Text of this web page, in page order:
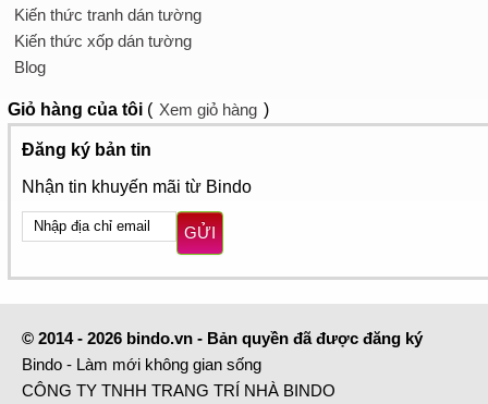
Kiến thức tranh dán tường
Kiến thức xốp dán tường
Blog
Giỏ hàng của tôi ( Xem giỏ hàng )
Đăng ký bản tin
Nhận tin khuyến mãi từ Bindo
GỬI
© 2014 - 2026 bindo.vn - Bản quyền đã được đăng ký
Bindo - Làm mới không gian sống
CÔNG TY TNHH TRANG TRÍ NHÀ BINDO